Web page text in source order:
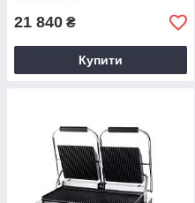
21 840 ₴
Купити